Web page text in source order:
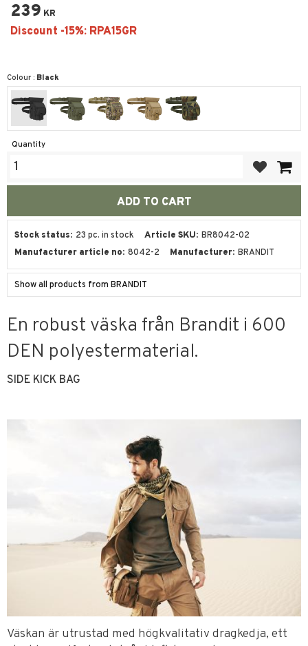
239 KR
Colour : Black
Quantity
Stock status 23 pc. in stock Article SKU BR8042-02
Manufacturer article no 8042-2 Manufacturer BRANDIT
Show all products from BRANDIT
En robust väska från Brandit i 600
DEN polyestermaterial.
SIDE KICK BAG
Väskan är utrustad med högkvalitativ dragkedja, ett